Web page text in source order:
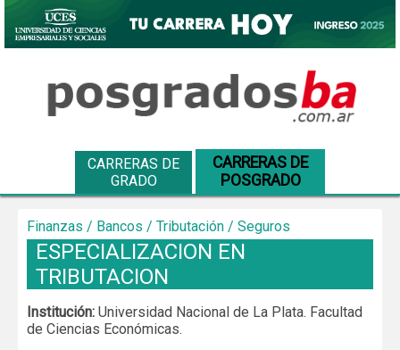
CARRERAS DE
GRADO
CARRERAS DE
POSGRADO
Finanzas / Bancos / Tributación / Seguros
ESPECIALIZACION EN
TRIBUTACION
Institución: Universidad Nacional de La Plata. Facultad
de Ciencias Económicas.